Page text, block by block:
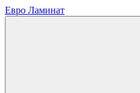
Евро Ламинат